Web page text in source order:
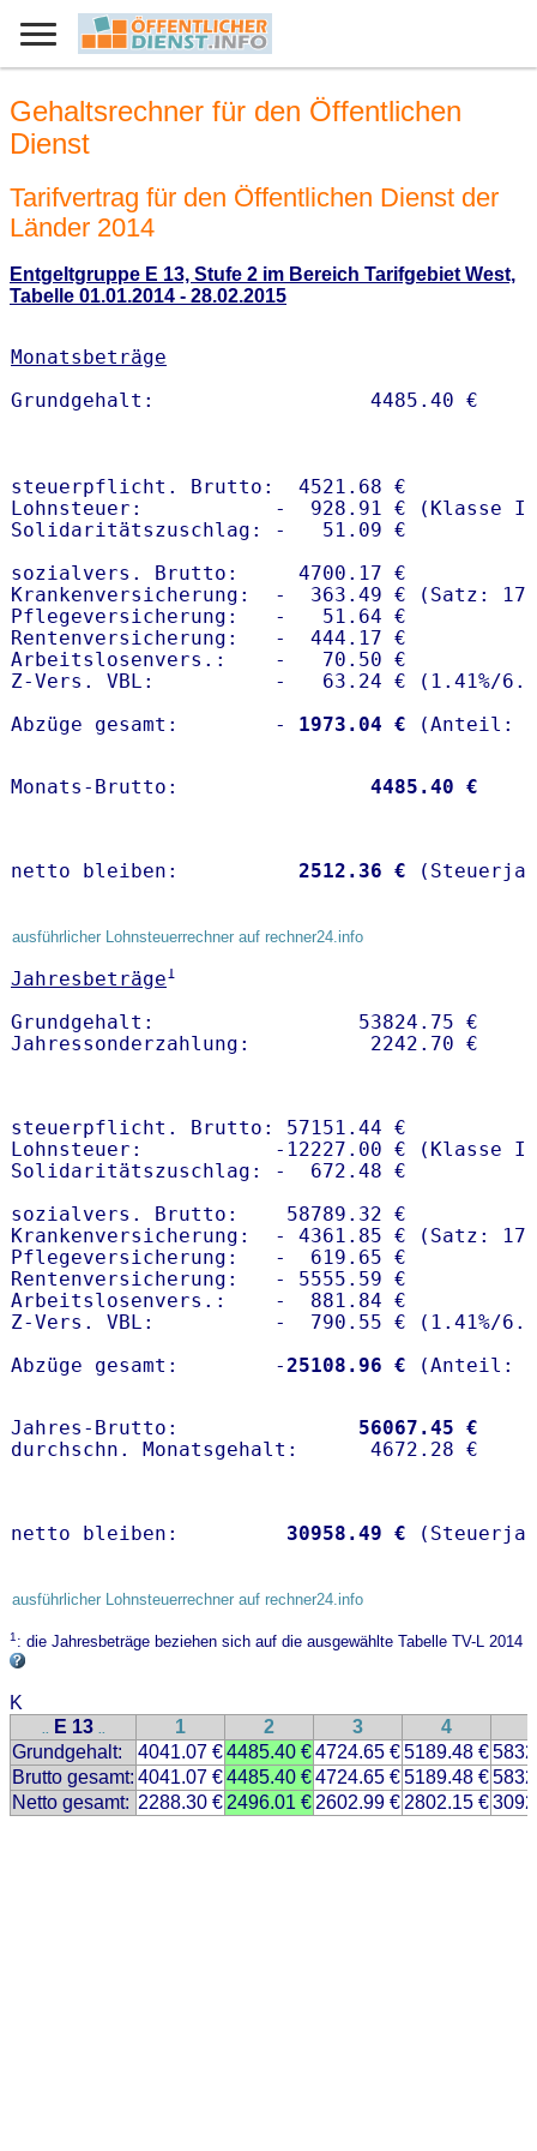
Gehaltsrechner für den Öffentlichen
Dienst
Tarifvertrag für den Öffentlichen Dienst der
Länder 2014
Entgeltgruppe E 13, Stufe 2 im Bereich Tarifgebiet West,
Tabelle 01.01.2014 - 28.02.2015
Monatsbeträge
steuerpflicht. Brutto:  4521.68 €
Lohnsteuer:           -  928.91 € (Klasse I)
Solidaritätszuschlag: -   51.09 €
sozialvers. Brutto:     4700.17 €
Krankenversicherung:  -  363.49 € (Satz:
Pflegeversicherung:   -   51.64 €
Rentenversicherung:   -  444.17 €
Arbeitslosenvers.:    -   70.50 €
Z-Vers. VBL:          -   63.24 € ( 1.41%/
Abzüge gesamt:        -
1973.04 €
Monats-Brutto: 4485.40 €
netto bleiben: 2512.36 €
ausführlicher Lohnsteuerrechner auf rechner24.info
Jahresbeträge1
Grundgehalt:                 53824.75 €
steuerpflicht. Brutto: 57151.44 €
Lohnsteuer:           -12227.00 € (Klasse I)
Solidaritätszuschlag: -  672.48 €
sozialvers. Brutto:    58789.32 €
Krankenversicherung:  - 4361.85 € (Satz:
Pflegeversicherung:   -  619.65 €
Rentenversicherung:   - 5555.59 €
Arbeitslosenvers.:    -  881.84 €
Z-Vers. VBL:          -  790.55 € ( 1.41%/
Abzüge gesamt:        -25108.96 €
Jahres-Brutto: 56067.45 €
netto bleiben: 30958.49 €
ausführlicher Lohnsteuerrechner auf rechner24.info
1: die Jahresbeträge beziehen sich auf die ausgewählte Tabelle TV-L 2014
K
.. E 13 .. 1 2 3 4
Grundgehalt:
4041.07 €4485.40 €4724.65 €5189.48 €
Brutto gesamt: 4041.07 €4485.40 €4724.65 €5189.48 €
Netto gesamt: 2288.30 € 2496.01 € 2602.99 € 2802.15 €